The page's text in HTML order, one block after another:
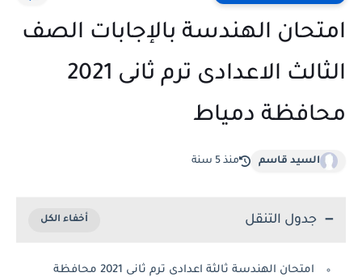
امتحان الهندسة بالإجابات الصف
الثالث الاعدادى ترم ثانى 2021
محافظة دمياط
السيد قاسم منذ 5 سنة
جدول التنقل
امتحان الهندسة ثالثة اعدادى ترم ثانى 2021 محافظة